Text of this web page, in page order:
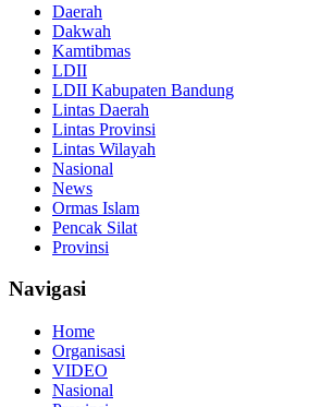
Daerah
Dakwah
Kamtibmas
LDII
LDII Kabupaten Bandung
Lintas Daerah
Lintas Provinsi
Lintas Wilayah
Nasional
News
Ormas Islam
Pencak Silat
Provinsi
Navigasi
Home
Organisasi
VIDEO
Nasional